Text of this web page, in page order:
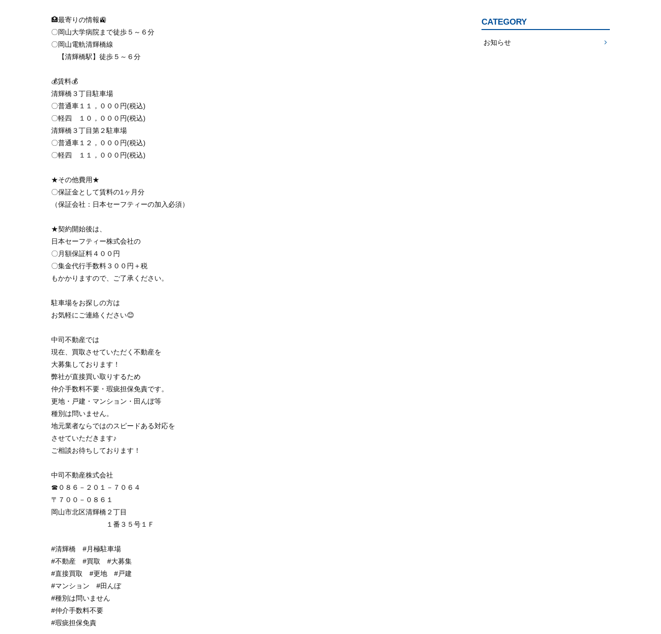
🏥最寄りの情報🚉
〇岡山大学病院まで徒歩５～６分
〇岡山電軌清輝橋線
【清輝橋駅】徒歩５～６分
💰賃料💰
清輝橋３丁目駐車場
〇普通車１１，０００円(税込)
〇軽四 １０，０００円(税込)
清輝橋３丁目第２駐車場
〇普通車１２，０００円(税込)
〇軽四 １１，０００円(税込)
★その他費用★
〇保証金として賃料の1ヶ月分
（保証会社：日本セーフティーの加入必須）
★契約開始後は、
日本セーフティー株式会社の
〇月額保証料４００円
〇集金代行手数料３００円＋税
もかかりますので、ご了承ください。
駐車場をお探しの方は
お気軽にご連絡ください😊
中司不動産では
現在、買取させていただく不動産を
大募集しております！
弊社が直接買い取りするため
仲介手数料不要・瑕疵担保免責です。
更地・戸建・マンション・田んぼ等
種別は問いません。
地元業者ならではのスピードある対応を
させていただきます♪
ご相談お待ちしております！
中司不動産株式会社
☎０８６－２０１－７０６４
〒７００－０８６１
岡山市北区清輝橋２丁目
１番３５号１Ｆ
#清輝橋
#月極駐車場
#不動産
#買取
#大募集
#直接買取
#更地
#戸建
#マンション
#田んぼ
#種別は問いません
#仲介手数料不要
#瑕疵担保免責
CATEGORY
お知らせ